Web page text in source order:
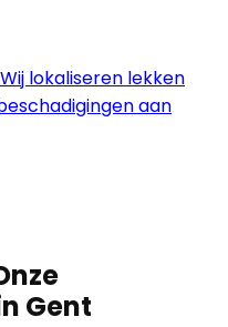
lokaliseren lekken
aan
Gent